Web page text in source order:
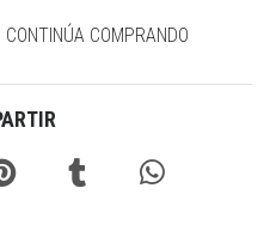
COMPRANDO